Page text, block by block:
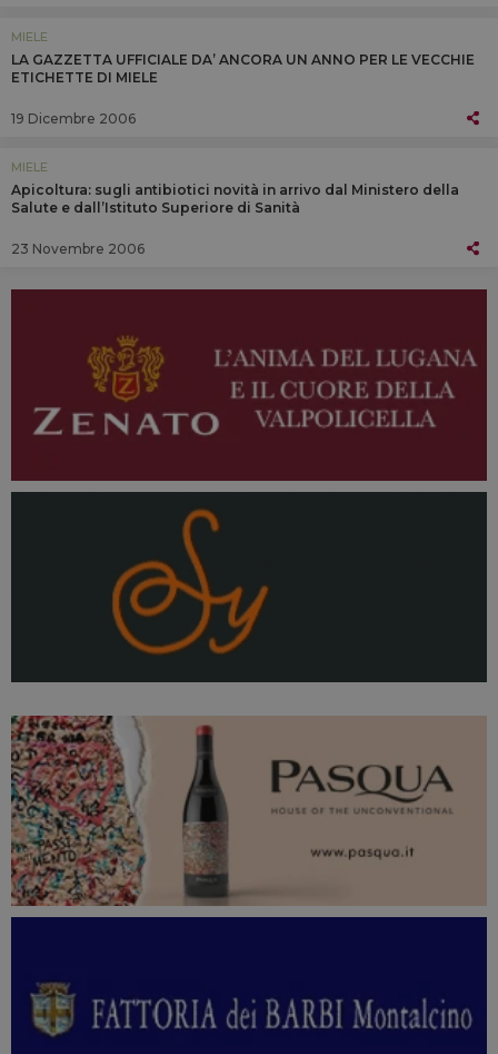
MIELE
LA GAZZETTA UFFICIALE DA’ ANCORA UN ANNO PER LE VECCHIE
ETICHETTE DI MIELE
19 Dicembre 2006
MIELE
Apicoltura: sugli antibiotici novità in arrivo dal Ministero della
Salute e dall’Istituto Superiore di Sanità
23 Novembre 2006